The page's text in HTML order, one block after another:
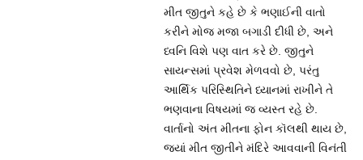
મીત જીતુને કહે છે કે ભણાઈની વાતો
કરીને મોજ મજા બગાડી દીધી છે, અને
ધ્વનિ વિશે પણ વાત કરે છે. જીતુને
સાયન્સમાં પ્રવેશ મેળવવો છે, પરંતુ
આર્થિક પરિસ્થિતિને ધ્યાનમાં રાખીને તે
ભણવાના વિષયમાં જ વ્યસ્ત રહે છે.
વાર્તાનો અંત મીતના ફોન કૉલથી થાય છે,
જ્યાં મીત જીતીને મંદિરે આવવાની વિનંતી